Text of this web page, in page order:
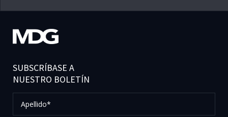
SUBSCRÍBASE A
NUESTRO BOLETÍN
Apellido*